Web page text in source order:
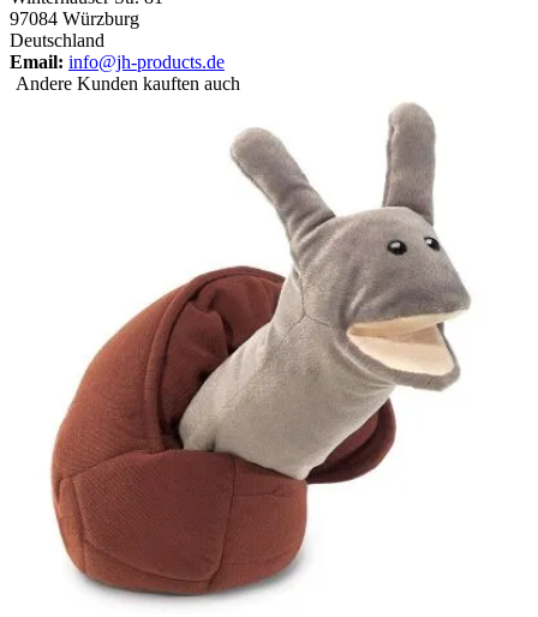
97084 Würzburg
Deutschland
Email: info@jh-products.de
Andere Kunden kauften auch